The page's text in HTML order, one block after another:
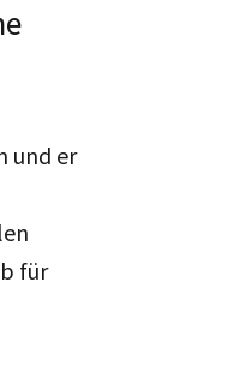
und er
für